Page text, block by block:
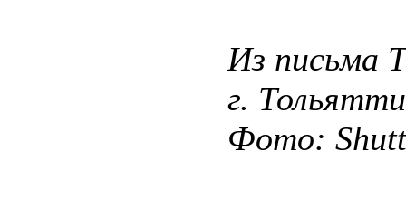
Из письма
г.
Фото: